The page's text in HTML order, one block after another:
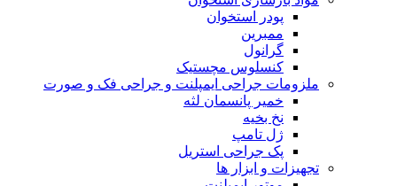
پودر استخوان
ممبرین
گرانول
کنسلوس مچستیک
ملزومات جراحی ایمپلنت و جراحی فک و صورت
خمیر پانسمان لثه
نخ بخیه
ژل تامپ
پک جراحی استریل
تجهیزات و ابزار ها